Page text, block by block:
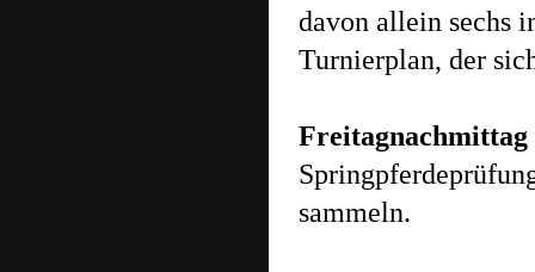
davon allein sechs
Turnierplan, der
Freitagnachmittag
sammeln.